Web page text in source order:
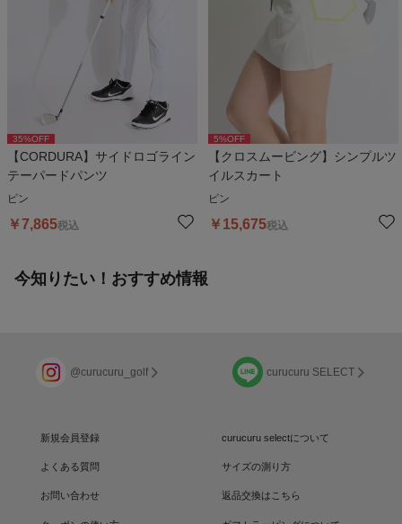
35%OFF
【CORDURA】サイドロゴライン
テーパードパンツ
ピン
￥7,865税込
5%OFF
【クロスムービング】シンプルツ
イルスカート
ピン
￥ 15,675税込
今知りたい！おすすめ情報
@curucuru_golf curucuru SELECT
新規会員登録 curucuru selectについて
よくある質問 サイズの測り方
お問い合わせ 返品交換はこちら